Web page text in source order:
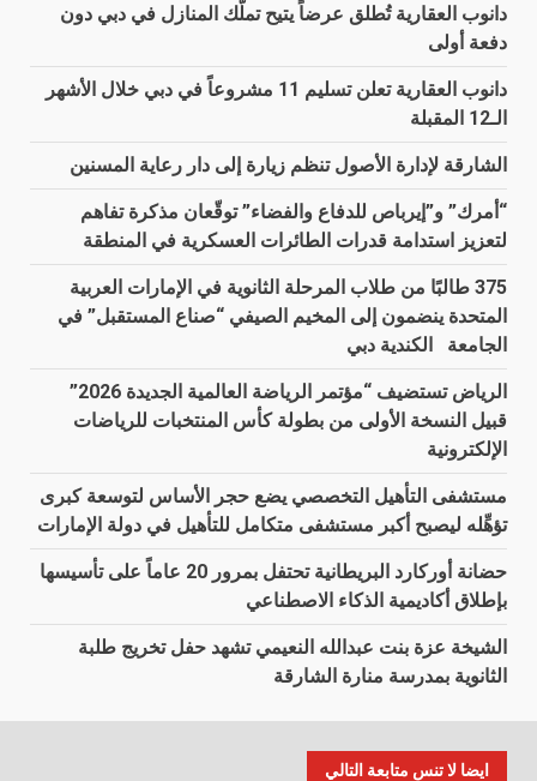
دانوب العقارية تُطلق عرضاً يتيح تملّك المنازل في دبي دون
دفعة أولى
دانوب العقارية تعلن تسليم 11 مشروعاً في دبي خلال الأشهر
الـ12 المقبلة
الشارقة لإدارة الأصول تنظم زيارة إلى دار رعاية المسنين
“أمرك” و”إيرباص للدفاع والفضاء” توقّعان مذكرة تفاهم
لتعزيز استدامة قدرات الطائرات العسكرية في المنطقة
375 طالبًا من طلاب المرحلة الثانوية في الإمارات العربية
المتحدة ينضمون إلى المخيم الصيفي “صناع المستقبل” في
الجامعة الكندية دبي
الرياض تستضيف “مؤتمر الرياضة العالمية الجديدة 2026”
قبيل النسخة الأولى من بطولة كأس المنتخبات للرياضات
الإلكترونية
مستشفى التأهيل التخصصي يضع حجر الأساس لتوسعة كبرى
تؤهِّله ليصبح أكبر مستشفى متكامل للتأهيل في دولة الإمارات
حضانة أوركارد البريطانية تحتفل بمرور 20 عاماً على تأسيسها
بإطلاق أكاديمية الذكاء الاصطناعي
الشيخة عزة بنت عبدالله النعيمي تشهد حفل تخريج طلبة
الثانوية بمدرسة منارة الشارقة
ايضا لا تنس متابعة التالي